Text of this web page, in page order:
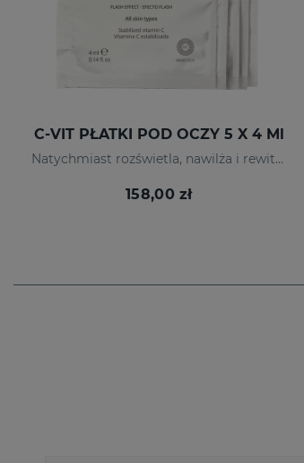
C-VIT PŁATKI POD OCZY 5 X 4 Ml
Natychmiast rozświetla, nawilża i rewitalizuje okolice oczu.
158,00 zł